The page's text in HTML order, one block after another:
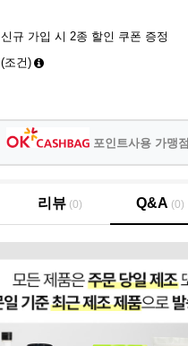
신규 가입 시 2종 할인 쿠폰 증정
(조건)
포인트사용 가맹점
리뷰 (0) Q&A (0)